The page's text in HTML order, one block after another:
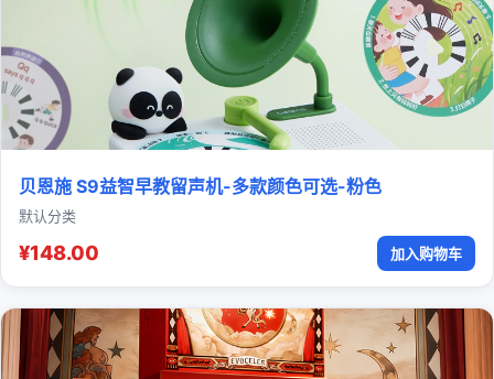
贝恩施 S9益智早教留声机-多款颜色可选-粉色
默认分类
¥148.00 加入购物车